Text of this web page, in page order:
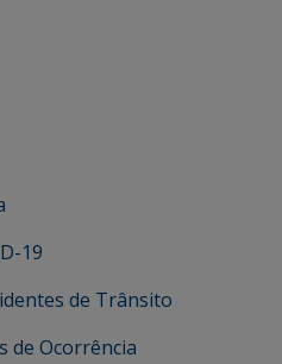
19
de Trânsito
de Ocorrência